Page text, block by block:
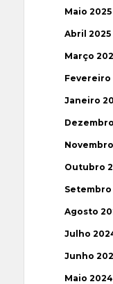
Maio 2025
Abril 2025
Março
Fevereiro
Janeiro
Outubro
Setembro
Agosto
Julho
Junho
Maio 2024